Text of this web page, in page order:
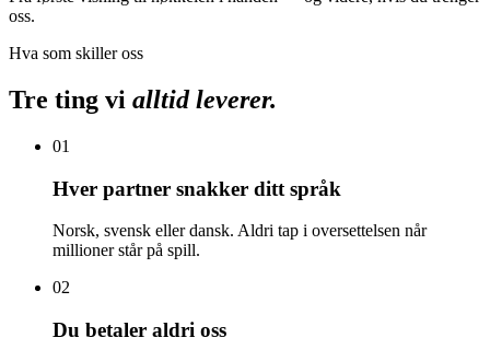
oss.
Hva som skiller oss
Tre ting vi alltid leverer.
01
Hver partner snakker ditt språk
Norsk, svensk eller dansk. Aldri tap i oversettelsen når
millioner står på spill.
02
Du betaler aldri oss